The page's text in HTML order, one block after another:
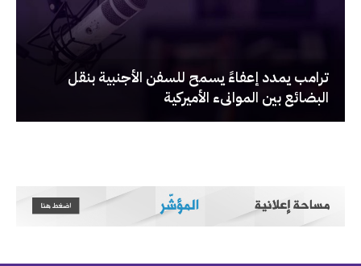
‏ترامب يمدد إعفاءً يسمح للسفن الأجنبية بنقل
البضائع بين الموانىء الأميركية